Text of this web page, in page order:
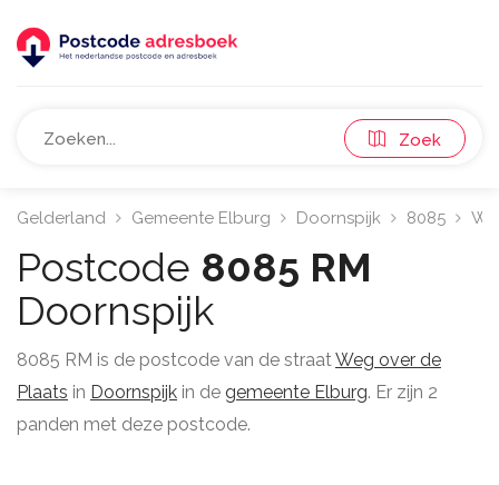
Zoek
Gelderland Gemeente Elburg Doornspijk 8085
Postcode 8085 RM
Doornspijk
8085 RM is de postcode van de straatWeg over de
Plaats in Doornspijk in de gemeente Elburg. Er zijn 2
panden met deze postcode.